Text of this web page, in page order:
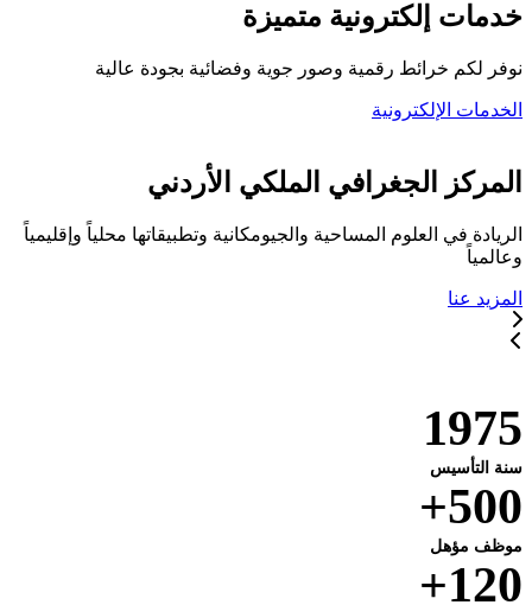
خدمات إلكترونية متميزة
نوفر لكم خرائط رقمية وصور جوية وفضائية بجودة عالية
الخدمات الإلكترونية
المركز الجغرافي الملكي الأردني
الريادة في العلوم المساحية والجيومكانية وتطبيقاتها محلياً وإقليمياً
وعالمياً
المزيد عنا
1975
سنة التأسيس
500+
موظف مؤهل
120+